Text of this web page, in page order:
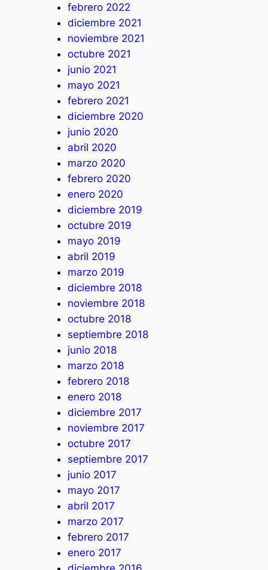
febrero 2022
diciembre 2021
noviembre 2021
octubre 2021
junio 2021
mayo 2021
febrero 2021
diciembre 2020
junio 2020
abril 2020
marzo 2020
febrero 2020
enero 2020
diciembre 2019
octubre 2019
mayo 2019
abril 2019
marzo 2019
diciembre 2018
noviembre 2018
octubre 2018
septiembre 2018
junio 2018
marzo 2018
febrero 2018
enero 2018
diciembre 2017
noviembre 2017
octubre 2017
septiembre 2017
junio 2017
mayo 2017
abril 2017
marzo 2017
febrero 2017
enero 2017